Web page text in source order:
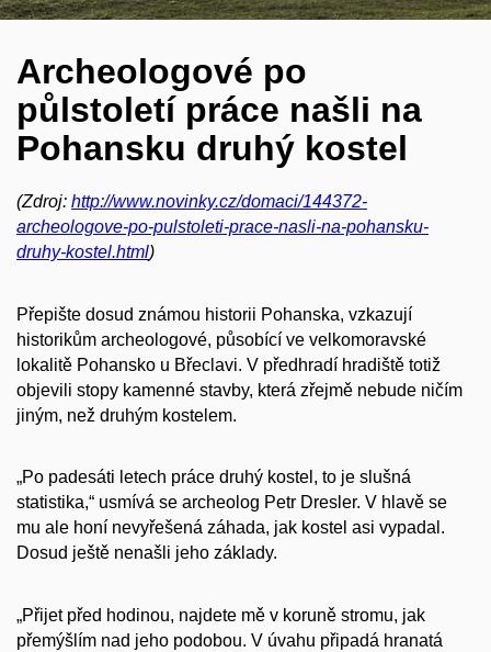
Archeologové po
půlstoletí práce našli na
Pohansku druhý kostel
(Zdroj: http://www.novinky.cz/domaci/144372-
archeologove-po-pulstoleti-prace-nasli-na-pohansku-
druhy-kostel.html)
Přepište dosud známou historii Pohanska, vzkazují
historikům archeologové, působící ve velkomoravské
lokalitě Pohansko u Břeclavi. V předhradí hradiště totiž
objevili stopy kamenné stavby, která zřejmě nebude ničím
jiným, než druhým kostelem.
„Po padesáti letech práce druhý kostel, to je slušná
statistika,“ usmívá se archeolog Petr Dresler. V hlavě se
mu ale honí nevyřešená záhada, jak kostel asi vypadal.
Dosud ještě nenašli jeho základy.
„Přijet před hodinou, najdete mě v koruně stromu, jak
přemýšlím nad jeho podobou. V úvahu připadá hranatá